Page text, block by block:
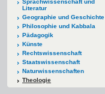
Sprachwissenschaft und
Literatur
Geographie und Geschichte
Philosophie und Kabbala
Pädagogik
Künste
Rechtswissenschaft
Staatswissenschaft
Naturwissenschaften
Theologie